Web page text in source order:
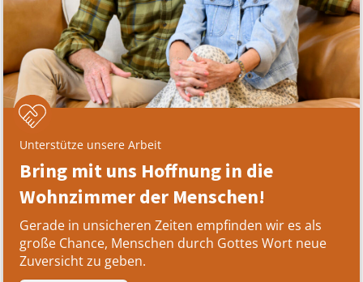
Unterstütze unsere Arbeit
Bring mit uns Hoffnung in die
Wohnzimmer der Menschen!
Gerade in unsicheren Zeiten empfinden wir es als
große Chance, Menschen durch Gottes Wort neue
Zuversicht zu geben.